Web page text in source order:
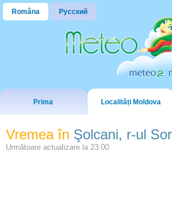
Româna Русский
Prima Localități Moldova
Vremea în Şolcani, r-ul
Următoare actualizare la 23:00